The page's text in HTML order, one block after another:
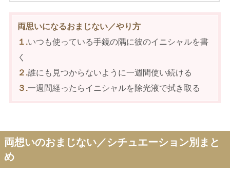
両思いになるおまじない／やり方
１.いつも使っている手鏡の隅に彼のイニシャルを書
く
２.誰にも見つからないように一週間使い続ける
３.一週間経ったらイニシャルを除光液で拭き取る
両想いのおまじない／シチュエーション別まと
め